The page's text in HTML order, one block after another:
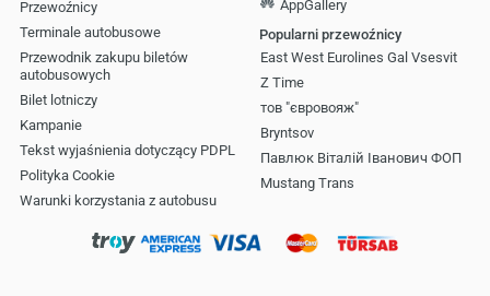
Przewoźnicy
Terminale autobusowe
Przewodnik zakupu biletów
autobusowych
Bilet lotniczy
Kampanie
Tekst wyjaśnienia dotyczący PDPL
Polityka Cookie
Warunki korzystania z autobusu
AppGallery
Popularni przewoźnicy
East West Eurolines Gal Vsesvіt
Z Time
тов "євровояж"
Bryntsov
Павлюк Віталій Іванович ФОП
Mustang Trans